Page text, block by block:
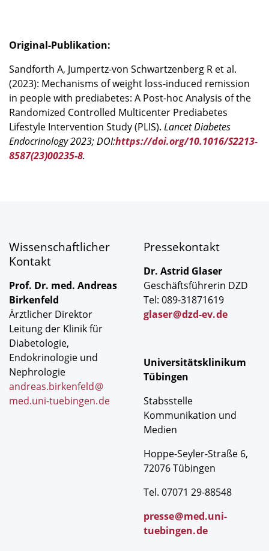
Original-Publikation:
Sandforth A, Jumpertz-von Schwartzenberg R et al.
(2023): Mechanisms of weight loss-induced remission
in people with prediabetes: A Post-hoc Analysis of the
Randomized Controlled Multicenter Prediabetes
Lifestyle Intervention Study (PLIS). Lancet Diabetes
Endocrinology 2023; DOI:https://doi.org/10.1016/S2213-
8587(23)00235-8.
Wissenschaftlicher
Kontakt
Prof. Dr. med. Andreas
Birkenfeld
Ärztlicher Direktor
Leitung der Klinik für
Diabetologie,
Endokrinologie und
Nephrologie
andreas.birkenfeld@
med.uni-tuebingen.de
Pressekontakt
Dr. Astrid Glaser
Geschäftsführerin DZD
Tel: 089-31871619
glaser@dzd-ev.de
Universitätsklinikum
Tübingen
Stabsstelle
Kommunikation und
Medien
Hoppe-Seyler-Straße 6,
72076 Tübingen
Tel. 07071 29-88548
presse@med.uni-
tuebingen.de